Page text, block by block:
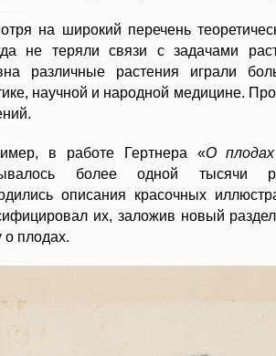
на широкий перечень
не теряли связи с задачами
различные растения играли
научной и народной медицине.
в работе Гертнера «О
более одной тысячи
описания красочных
их, заложив новый
о плодах.